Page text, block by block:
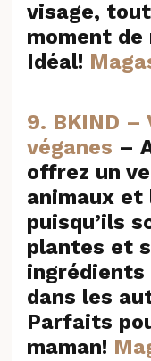
visage,
moment
Idéal!
9. BKIND –
véganes –
offrez un
animaux et
puisqu’ils
plantes et
dans les
Parfaits
maman!